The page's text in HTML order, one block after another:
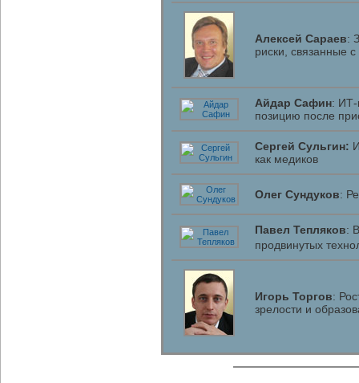
Алексей Сараев:
риски, связанные
Айдар Сафин: ИТ-
позицию после
Сергей Сульгин:
как медиков
Олег Сундуков:
Павел Тепляков:
продвинутых
Игорь Торгов:
зрелости и